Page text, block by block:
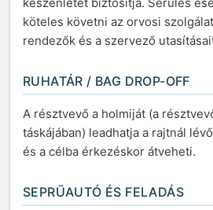
köteles követni az orvosi
rendezők és a szervező
RUHATÁR / BAG DROP-OFF
A résztvevő a holmiját (a
táskájában) leadhatja a rajtnál
és a célba érkezéskor átveheti.
SEPRŰAUTÓ ÉS FELADÁS